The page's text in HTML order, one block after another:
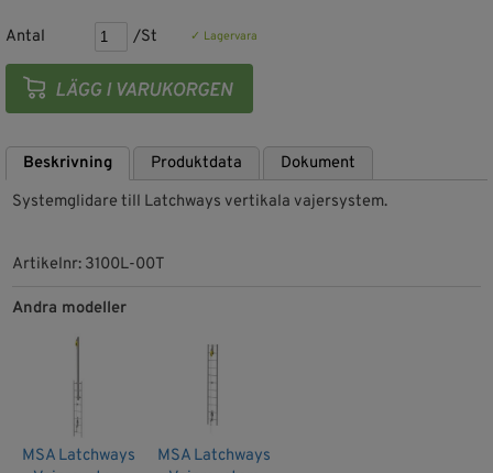
Antal /St ✓ Lagervara
Beskrivning Produktdata
Dokument
Systemglidare till Latchways vertikala vajersystem.
Artikelnr: 3100L-00T
Andra modeller
MSA Latchways
MSA Latchways